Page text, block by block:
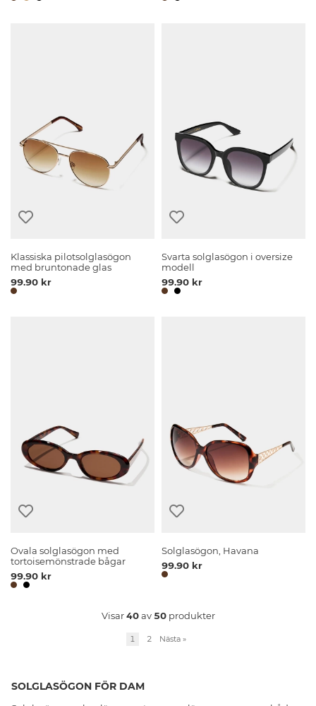
Klassiska pilotsolglasögon
med bruntonade glas
99.90 kr
Svarta solglasögon i oversize
modell
99.90 kr
Ovala solglasögon med
tortoisemönstrade bågar
99.90 kr
Solglasögon, Havana
99.90 kr
Visar40av 50produkter
1 2 Nästa »
SOLGLASÖGON FÖR DAM